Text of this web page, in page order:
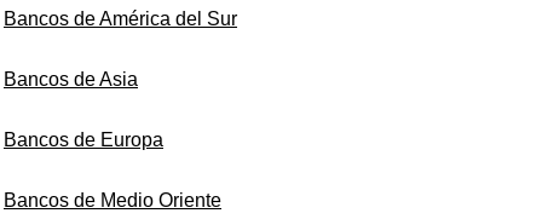
Bancos de América del Sur
Bancos de Asia
Bancos de Europa
Bancos de Medio Oriente